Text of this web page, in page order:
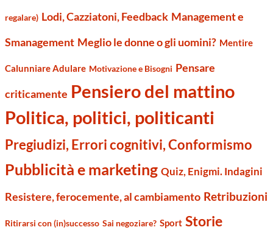
regalare) Lodi, Cazziatoni, Feedback Management e
Smanagement Meglio le donne o gli uomini? Mentire
Calunniare Adulare Motivazione e Bisogni Pensare
criticamente Pensiero del mattino
Politica, politici, politicanti
Pregiudizi, Errori cognitivi, Conformismo
Pubblicità e marketing Quiz, Enigmi. Indagini
Resistere, ferocemente, al cambiamento Retribuzioni
Ritirarsi con (in)successo Sai negoziare? Sport Storie